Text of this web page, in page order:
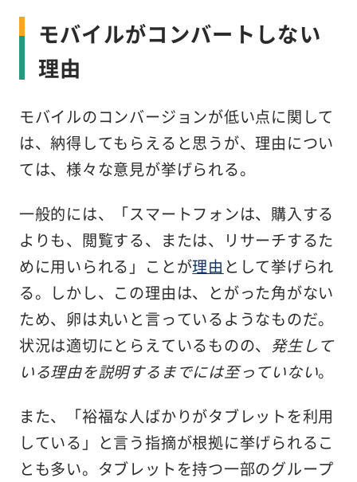
モバイルがコンバートしない
理由
モバイルのコンバージョンが低い点に関して
は、納得してもらえると思うが、理由につい
ては、様々な意見が挙げられる。
一般的には、「スマートフォンは、購入する
よりも、閲覧する、または、リサーチするた
めに用いられる」ことが理由 として挙げられ
る。しかし、この理由は、とがった角がない
ため、卵は丸いと言っているようなものだ。
状況は適切にとらえているものの、 発生して
いる理由を説明するまでには至っていない。
また、「裕福な人ばかりがタブレットを利用
している」と言う指摘が根拠に挙げられるこ
とも多い。タブレットを持つ一部のグループ